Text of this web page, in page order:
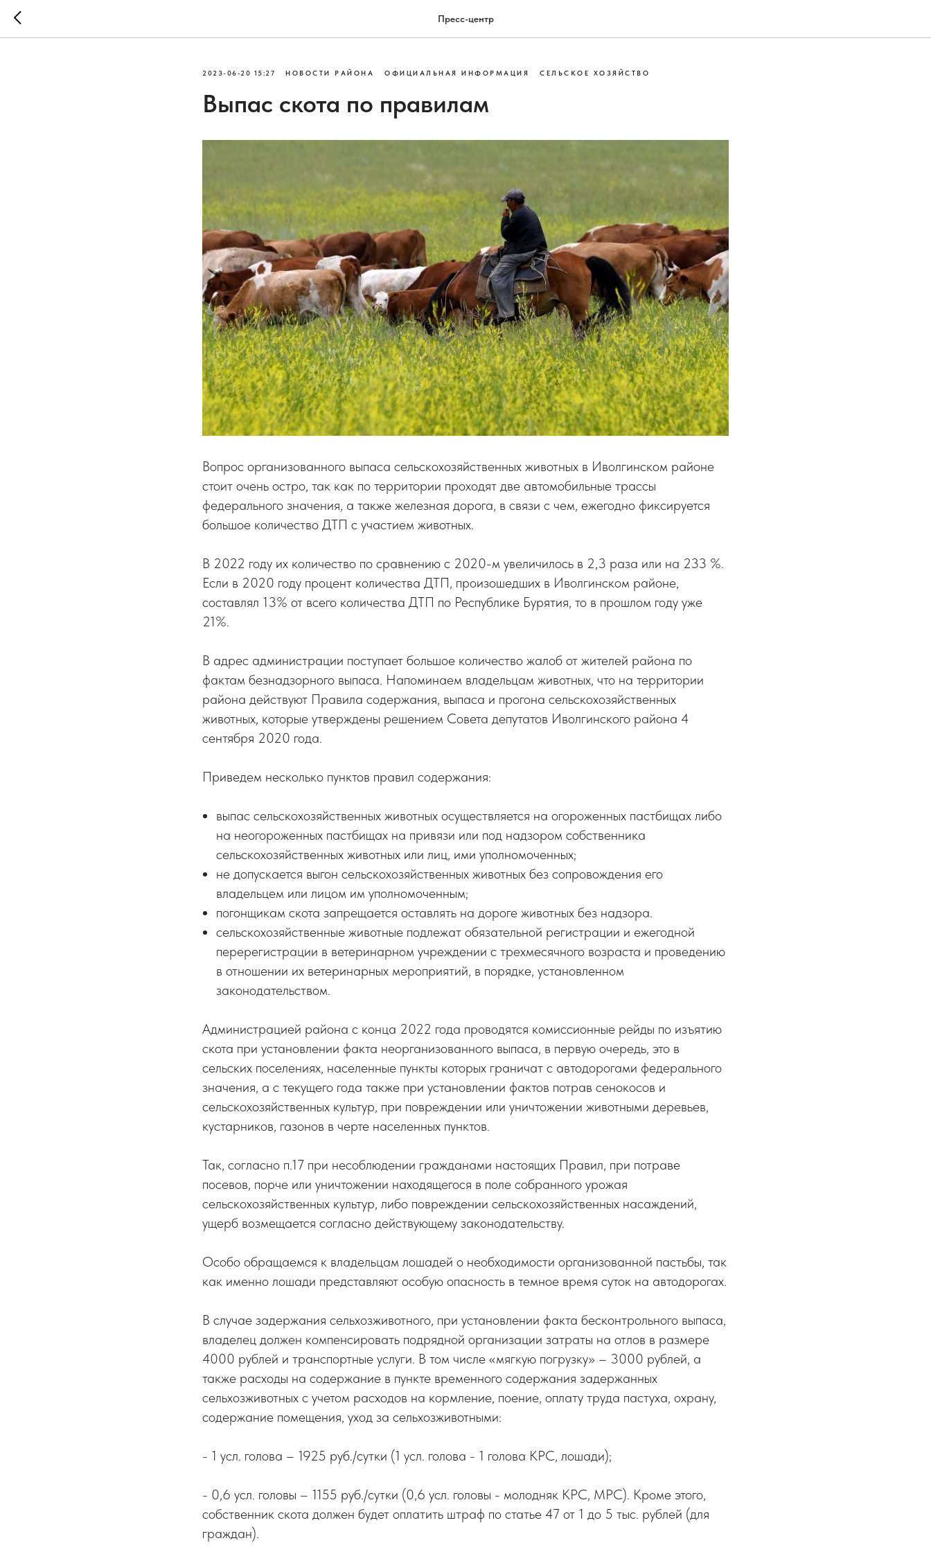
Пресс-центр
2023-06-20 15:27 НОВОСТИ РАЙОНА ОФИЦИАЛЬНАЯ ИНФОРМАЦИЯ СЕЛЬСКОЕ ХОЗЯЙСТВО
Выпас скота по правилам
Вопрос организованного выпаса сельскохозяйственных животных в Иволгинском районе
стоит очень остро, так как по территории проходят две автомобильные трассы
федерального значения, а также железная дорога, в связи с чем, ежегодно фиксируется
большое количество ДТП с участием животных.
В 2022 году их количество по сравнению с 2020-м увеличилось в 2,3 раза или на 233 %.
Если в 2020 году процент количества ДТП, произошедших в Иволгинском районе,
составлял 13% от всего количества ДТП по Республике Бурятия, то в прошлом году уже
21%.
В адрес администрации поступает большое количество жалоб от жителей района по
фактам безнадзорного выпаса. Напоминаем владельцам животных, что на территории
района действуют Правила содержания, выпаса и прогона сельскохозяйственных
животных, которые утверждены решением Совета депутатов Иволгинского района 4
сентября 2020 года.
Приведем несколько пунктов правил содержания:
выпас сельскохозяйственных животных осуществляется на огороженных пастбищах либо
на неогороженных пастбищах на привязи или под надзором собственника
сельскохозяйственных животных или лиц, ими уполномоченных;
не допускается выгон сельскохозяйственных животных без сопровождения его
владельцем или лицом им уполномоченным;
погонщикам скота запрещается оставлять на дороге животных без надзора.
сельскохозяйственные животные подлежат обязательной регистрации и ежегодной
перерегистрации в ветеринарном учреждении с трехмесячного возраста и проведению
в отношении их ветеринарных мероприятий, в порядке, установленном
законодательством.
Администрацией района с конца 2022 года проводятся комиссионные рейды по изъятию
скота при установлении факта неорганизованного выпаса, в первую очередь, это в
сельских поселениях, населенные пункты которых граничат с автодорогами федерального
значения, а с текущего года также при установлении фактов потрав сенокосов и
сельскохозяйственных культур, при повреждении или уничтожении животными деревьев,
кустарников, газонов в черте населенных пунктов.
Так, согласно п.17 при несоблюдении гражданами настоящих Правил, при потраве
посевов, порче или уничтожении находящегося в поле собранного урожая
сельскохозяйственных культур, либо повреждении сельскохозяйственных насаждений,
ущерб возмещается согласно действующему законодательству.
Особо обращаемся к владельцам лошадей о необходимости организованной пастьбы, так
как именно лошади представляют особую опасность в темное время суток на автодорогах.
В случае задержания сельхозживотного, при установлении факта бесконтрольного выпаса,
владелец должен компенсировать подрядной организации затраты на отлов в размере
4000 рублей и транспортные услуги. В том числе «мягкую погрузку» – 3000 рублей, а
также расходы на содержание в пункте временного содержания задержанных
сельхозживотных с учетом расходов на кормление, поение, оплату труда пастуха, охрану,
содержание помещения, уход за сельхозживотными:
- 1 усл. голова – 1925 руб./сутки (1 усл. голова - 1 голова КРС, лошади);
- 0,6 усл. головы – 1155 руб./сутки (0,6 усл. головы - молодняк КРС, МРС). Кроме этого,
собственник скота должен будет оплатить штраф по статье 47 от 1 до 5 тыс. рублей (для
граждан).